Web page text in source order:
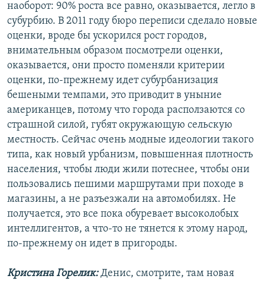
наоборот: 90% роста все равно, оказывается, легло в
субурбию. В 2011 году бюро переписи сделало новые
оценки, вроде бы ускорился рост городов,
внимательным образом посмотрели оценки,
оказывается, они просто поменяли критерии
оценки, по-прежнему идет субурбанизация
бешеными темпами, это приводит в уныние
американцев, потому что города расползаются со
страшной силой, губят окружающую сельскую
местность. Сейчас очень модные идеологии такого
типа, как новый урбанизм, повышенная плотность
населения, чтобы люди жили потеснее, чтобы они
пользовались пешими маршрутами при походе в
магазины, а не разъезжали на автомобилях. Не
получается, это все пока обуревает высоколобых
интеллигентов, а что-то не тянется к этому народ,
по-прежнему он идет в пригороды.
Кристина Горелик:Денис, смотрите, там новая